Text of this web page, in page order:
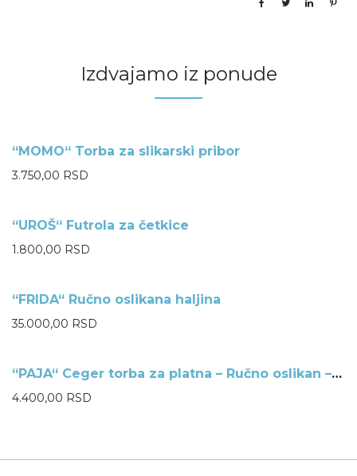
Izdvajamo iz ponude
“MOMO“ Torba za slikarski pribor
3.750,00 RSD
NEMA NA ZALIHAMA
“UROŠ“ Futrola za četkice
1.800,00 RSD
“FRIDA“ Ručno oslikana haljina
35.000,00 RSD
NEMA NA ZALIHAMA
“PAJA“ Ceger torba za platna – Ručno oslikan – Ilustracija Frida
4.400,00 RSD